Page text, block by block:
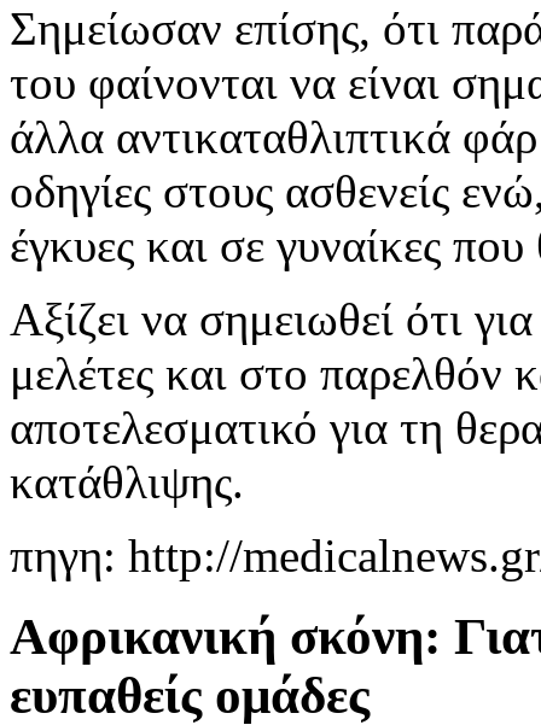
Σημείωσαν επίσης, ότι
του φαίνονται να είναι
άλλα αντικαταθλιπτικά
οδηγίες στους ασθενείς
έγκυες και σε γυναίκες
Αξίζει να σημειωθεί ότι
μελέτες και στο παρελθόν
αποτελεσματικό για τη
κατάθλιψης.
πηγη: http://
Αφρικανική σκόνη:
ευπαθείς ομάδες